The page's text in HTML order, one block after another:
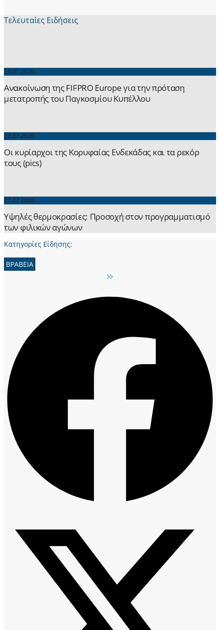
Τελευταίες Ειδήσεις
29.07.2026
Ανακοίνωση της FIFPRO Europe για την πρόταση
μετατροπής του Παγκοσμίου Κυπέλλου
27.07.2026
Οι κυρίαρχοι της Κορυφαίας Ενδεκάδας και τα ρεκόρ
τους (pics)
27.07.2026
Yψηλές θερμοκρασίες: Προσοχή στον προγραμματισμό
των φιλικών αγώνων
Κατηγορίες Είδησης:
ΒΡΑΒΕΙΑ